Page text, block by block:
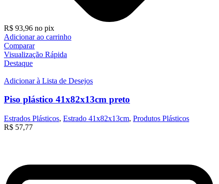
R$ 93,96 no pix
Adicionar ao carrinho
Comparar
Visualização Rápida
Destaque
Adicionar à Lista de Desejos
Piso plástico 41x82x13cm preto
Estrados Plásticos, Estrado 41x82x13cm, Produtos Plásticos
R$ 57,77